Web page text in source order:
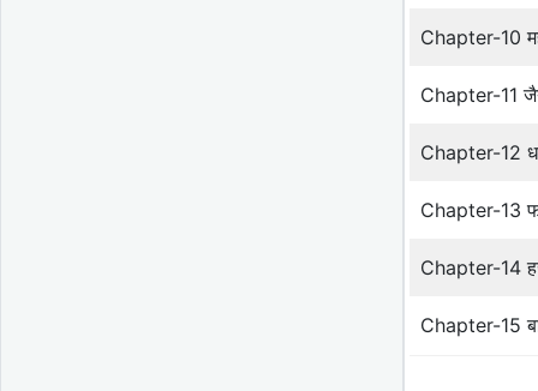
Chapter-10
Chapter-11
Chapter-12
Chapter-13
Chapter-14
Chapter-15